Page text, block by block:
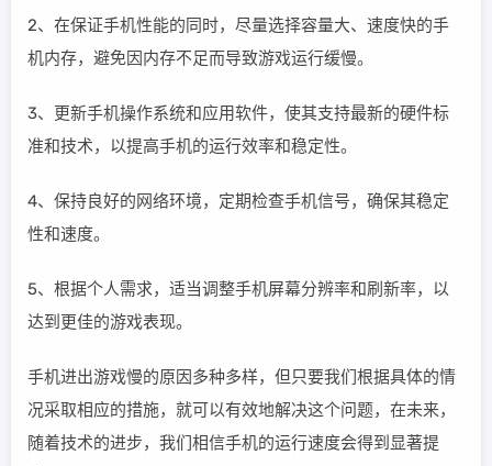
2、在保证手机性能的同时，尽量选择容量大、速度快的手
机内存，避免因内存不足而导致游戏运行缓慢。
3、更新手机操作系统和应用软件，使其支持最新的硬件标
准和技术，以提高手机的运行效率和稳定性。
4、保持良好的网络环境，定期检查手机信号，确保其稳定
性和速度。
5、根据个人需求，适当调整手机屏幕分辨率和刷新率，以
达到更佳的游戏表现。
手机进出游戏慢的原因多种多样，但只要我们根据具体的情
况采取相应的措施，就可以有效地解决这个问题，在未来，
随着技术的进步，我们相信手机的运行速度会得到显著提